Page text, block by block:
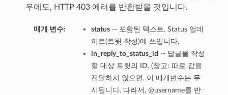
우에도, HTTP 403 에러를 반환받을 것입니다.
매개 변수: status-- 포함된 텍스트. Status 업데
이트(트윗 작성)에 쓰입니다.
in_reply_to_status_id -- 답글을 작성
할 대상 트윗의 ID. (참고: 따로 값을
전달하지 않으면, 이 매개변수는 무
시됩니다. 따라서, @username를 반